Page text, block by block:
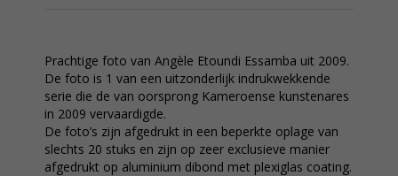
Prachtige foto van Angèle Etoundi Essamba uit 2009.
De foto is 1 van een uitzonderlijk indrukwekkende
serie die de van oorsprong Kameroense kunstenares
in 2009 vervaardigde.
De foto’s zijn afgedrukt in een beperkte oplage van
slechts 20 stuks en zijn op zeer exclusieve manier
afgedrukt op aluminium dibond met plexiglas coating.